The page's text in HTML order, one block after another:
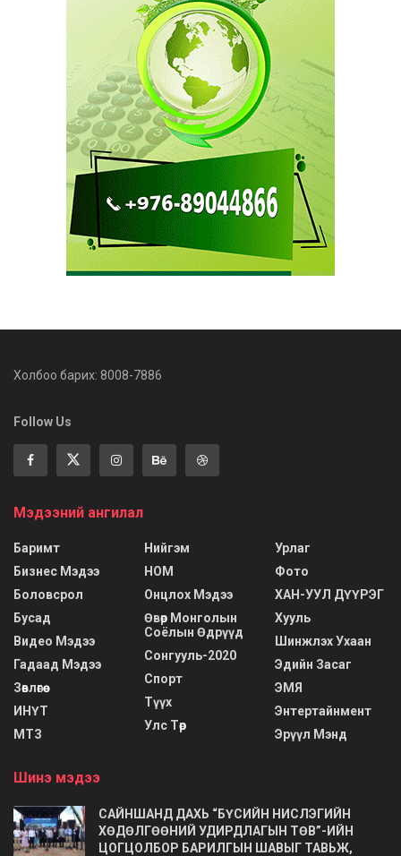
Холбоо барих: 8008-7886
Follow Us
Мэдээний ангилал
Баримт
Бизнес Мэдээ
Боловсрол
Бусад
Видео Мэдээ
Гадаад Мэдээ
Зөвлөгөө
ИНҮТ
МТЗ
Нийгэм
НОМ
Онцлох Мэдээ
Өвөр Монголын
Соёлын Өдрүүд
Сонгууль-2020
Спорт
Түүх
Улс Төр
Урлаг
Фото
ХАН-УУЛ ДҮҮРЭГ
Хууль
Шинжлэх Ухаан
Эдийн Засаг
ЭМЯ
Энтертайнмент
Эрүүл Мэнд
Шинэ мэдээ
САЙНШАНД ДАХЬ “БҮСИЙН НИСЛЭГИЙН
ХӨДӨЛГӨӨНИЙ УДИРДЛАГЫН ТӨВ”-ИЙН
ЦОГЦОЛБОР БАРИЛГЫН ШАВЫГ ТАВЬЖ,